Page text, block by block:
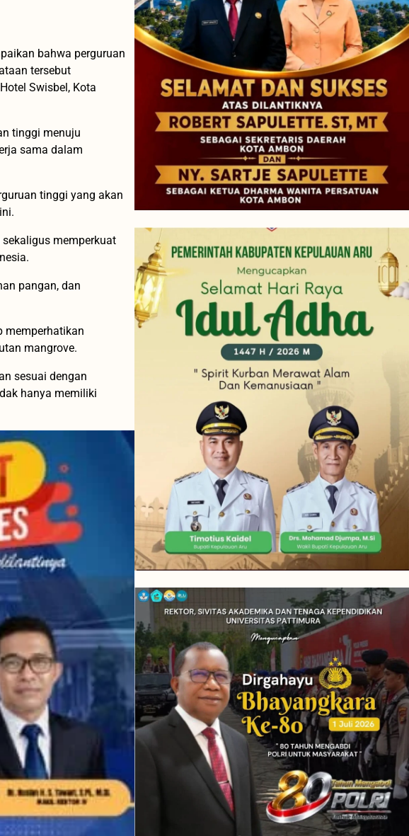
bahwa perguruan
tersebut
Swisbel, Kota
tinggi menuju
sama dalam
tinggi yang akan
memperkuat
pangan, dan
memperhatikan
mangrove.
sesuai dengan
hanya memiliki